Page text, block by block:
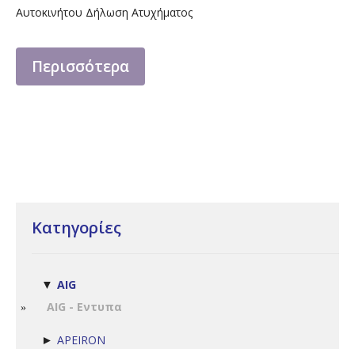
Αυτοκινήτου Δήλωση Ατυχήματος
Περισσότερα
Κατηγορίες
▼ AIG
AIG - Εντυπα
► APEIRON